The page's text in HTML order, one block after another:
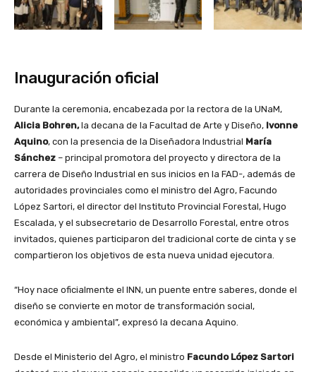
Inauguración oficial
Durante la ceremonia, encabezada por la rectora de la UNaM,
Alicia Bohren,la decana de la Facultad de Arte y Diseño, Ivonne
Aquino, con la presencia de la Diseñadora Industrial María
Sánchez – principal promotora del proyecto y directora de la
carrera de Diseño Industrial en sus inicios en la FAD-, además de
autoridades provinciales como el ministro del Agro, Facundo
López Sartori, el director del Instituto Provincial Forestal, Hugo
Escalada, y el subsecretario de Desarrollo Forestal, entre otros
invitados, quienes participaron del tradicional corte de cinta y se
compartieron los objetivos de esta nueva unidad ejecutora.
“Hoy nace oficialmente el INN, un puente entre saberes, donde el
diseño se convierte en motor de transformación social,
económica y ambiental”, expresó la decana Aquino.
Desde el Ministerio del Agro, el ministro Facundo López Sartori